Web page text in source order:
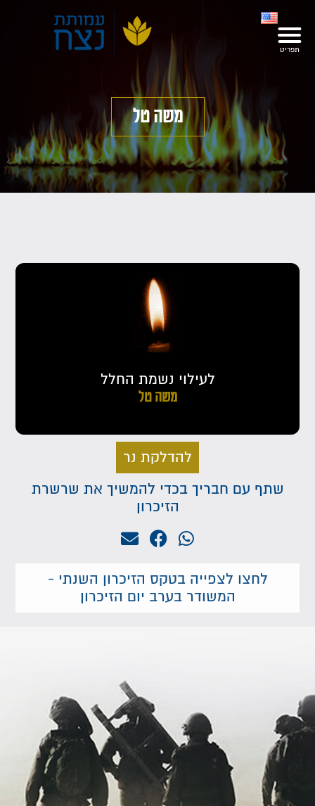
משה טל
לעילוי נשמת החלל
משה טל
להדלקת נר
שתף עם חבריך בכדי להמשיך את שרשרת
הזיכרון
לחצו לצפייה בטקס הזיכרון השנתי -
המשודר בערב יום הזיכרון